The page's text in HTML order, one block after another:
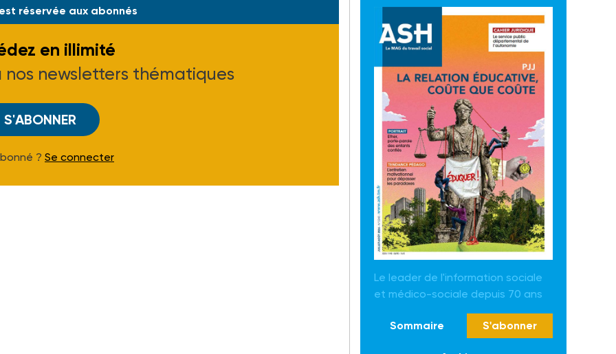
réservée aux abonnés
en illimité
nos newsletters thématiques
S'ABONNER
? Se connecter
Le leader de l'information sociale
et médico-sociale depuis 70 ans
Sommaire S'abonner